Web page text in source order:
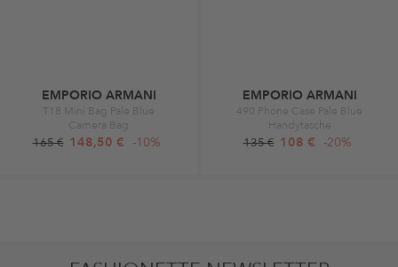
EMPORIO ARMANI
T18 Mini Bag Pale Blue
Camera Bag
165 € 148,50 € -10%
EMPORIO ARMANI
490 Phone Case Pale Blue
Handytasche
135 € 108 € -20%